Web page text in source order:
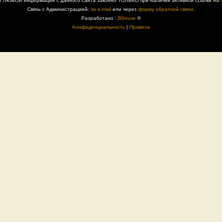
Связь с Администрацией: по e-mail или через форму обратной связи
Разработано : B0nuse ®
Конфиденциальность| Правила